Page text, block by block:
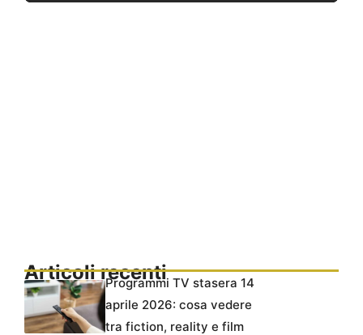
Articoli recentiProgrammi TV stasera 14
aprile 2026: cosa vedere
tra fiction, reality e film